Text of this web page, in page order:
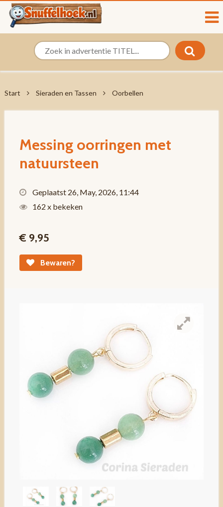
Start Sieraden en Tassen Oorbellen
Messing oorringen met
natuursteen
Geplaatst 26, May, 2026, 11:44
162 x bekeken
€ 9,95
Bewaren?